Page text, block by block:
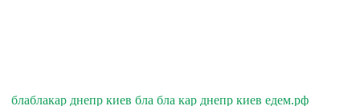
блаблакар днепр киев бла бла кар днепр киев едем.рф